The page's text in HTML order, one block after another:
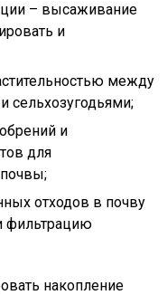
– высаживание
и
между
и
для
отходов в почву
фильтрацию
накопление